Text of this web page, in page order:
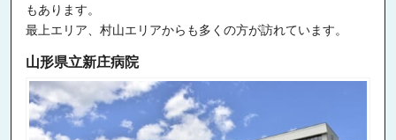
もあります。
最上エリア、村山エリアからも多くの方が訪れています。
山形県立新庄病院